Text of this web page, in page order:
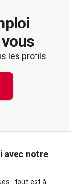
les profils
avec notre
: tout est à